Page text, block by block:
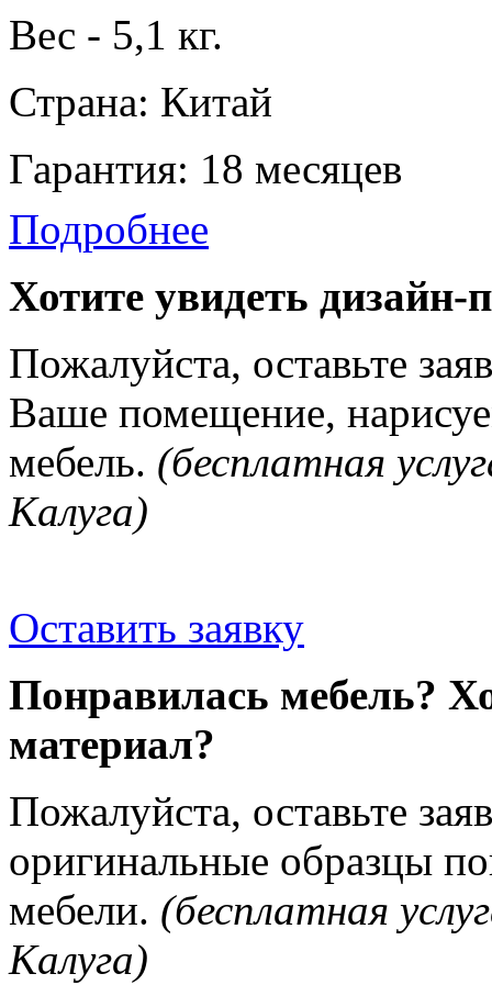
Вес - 5,1 кг.
Страна: Китай
Гарантия: 18 месяцев
Подробнее
Хотите увидеть дизайн-
Пожалуйста, оставьте
Ваше помещение,
мебель. (бесплатная
Калуга)
Оставить заявку
Понравилась мебель?
материал?
Пожалуйста, оставьте
оригинальные образцы
мебели. (бесплатная
Калуга)